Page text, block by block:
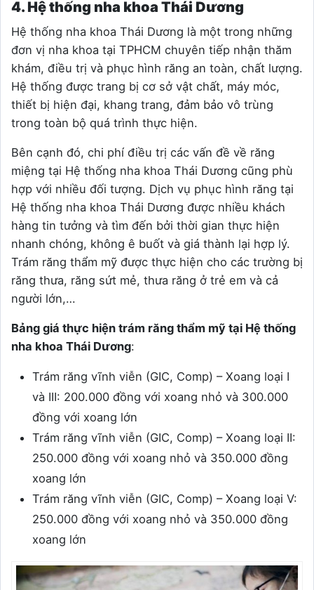
4. Hệ thống nha khoa Thái Dương
Hệ thống nha khoa Thái Dương là một trong những
đơn vị nha khoa tại TPHCM chuyên tiếp nhận thăm
khám, điều trị và phục hình răng an toàn, chất lượng.
Hệ thống được trang bị cơ sở vật chất, máy móc,
thiết bị hiện đại, khang trang, đảm bảo vô trùng
trong toàn bộ quá trình thực hiện.
Bên cạnh đó, chi phí điều trị các vấn đề về răng
miệng tại Hệ thống nha khoa Thái Dương cũng phù
hợp với nhiều đối tượng. Dịch vụ phục hình răng tại
Hệ thống nha khoa Thái Dương được nhiều khách
hàng tin tưởng và tìm đến bởi thời gian thực hiện
nhanh chóng, không ê buốt và giá thành lại hợp lý.
Trám răng thẩm mỹ được thực hiện cho các trường bị
răng thưa, răng sứt mẻ, thưa răng ở trẻ em và cả
người lớn,…
Bảng giá thực hiện trám răng thẩm mỹ tại Hệ thống
nha khoa Thái Dương:
Trám răng vĩnh viễn (GIC, Comp) – Xoang loại I
và III: 200.000 đồng với xoang nhỏ và 300.000
đồng với xoang lớn
Trám răng vĩnh viễn (GIC, Comp) – Xoang loại II:
250.000 đồng với xoang nhỏ và 350.000 đồng
xoang lớn
Trám răng vĩnh viễn (GIC, Comp) – Xoang loại V:
250.000 đồng với xoang nhỏ và 350.000 đồng
xoang lớn